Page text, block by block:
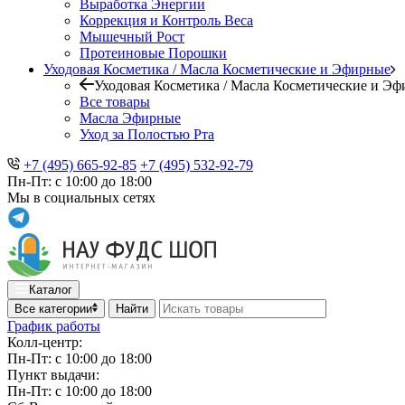
Выработка Энергии
Коррекция и Контроль Веса
Мышечный Рост
Протеиновые Порошки
Уходовая Косметика / Масла Косметические и Эфирные
Уходовая Косметика / Масла Косметические и
Все товары
Масла Эфирные
Уход за Полостью Рта
+7 (495) 665-92-85 +7 (495) 532-92-79
Пн-Пт: с 10:00 до 18:00
Мы в социальных сетях
Каталог
Все категории
Найти
График работы
Колл-центр:
Пн-Пт: с 10:00 до 18:00
Пункт выдачи:
Пн-Пт: с 10:00 до 18:00